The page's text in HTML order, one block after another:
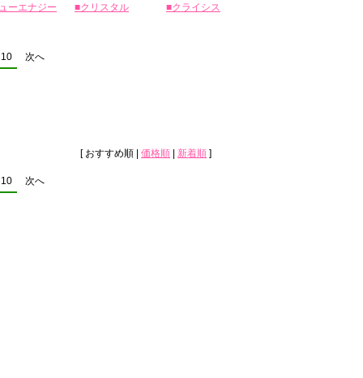
ーエナジー ■クリスタル ■クライシス
10 次へ
[ おすすめ順 | 価格順 新着順 ]
10 次へ